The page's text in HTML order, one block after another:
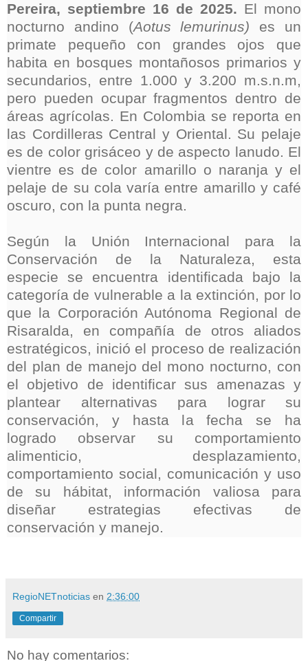
Pereira, septiembre 16 de 2025. El mono
nocturno andino (Aotus lemurinus) es un
primate pequeño con grandes ojos que
habita en bosques montañosos primarios y
secundarios, entre 1.000 y 3.200 m.s.n.m,
pero pueden ocupar fragmentos dentro de
áreas agrícolas. En Colombia se reporta en
las Cordilleras Central y Oriental. Su pelaje
es de color grisáceo y de aspecto lanudo. El
vientre es de color amarillo o naranja y el
pelaje de su cola varía entre amarillo y café
oscuro, con la punta negra.
Según la Unión Internacional para la
Conservación de la Naturaleza, esta
especie se encuentra identificada bajo la
categoría de vulnerable a la extinción, por lo
que la Corporación Autónoma Regional de
Risaralda, en compañía de otros aliados
estratégicos, inició el proceso de realización
del plan de manejo del mono nocturno, con
el objetivo de identificar sus amenazas y
plantear alternativas para lograr su
conservación, y hasta la fecha se ha
logrado observar su comportamiento
alimenticio, desplazamiento,
comportamiento social, comunicación y uso
de su hábitat, información valiosa para
diseñar estrategias efectivas de
conservación y manejo.
RegioNETnoticias en 2:36:00
Compartir
No hay comentarios: